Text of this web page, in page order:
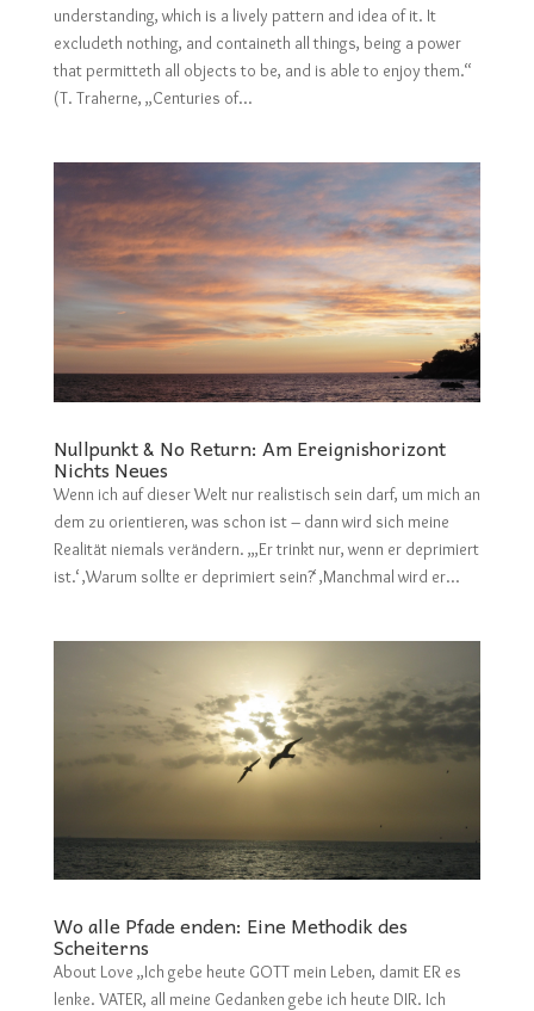
understanding, which is a lively pattern and idea of it. It
excludeth nothing, and containeth all things, being a power
that permitteth all objects to be, and is able to enjoy them.“
(T. Traherne, „Centuries of...
Nullpunkt & No Return: Am Ereignishorizont
Nichts Neues
Wenn ich auf dieser Welt nur realistisch sein darf, um mich an
dem zu orientieren, was schon ist – dann wird sich meine
Realität niemals verändern. „,Er trinkt nur, wenn er deprimiert
ist.‘ ,Warum sollte er deprimiert sein?‘ ,Manchmal wird er...
Wo alle Pfade enden: Eine Methodik des
Scheiterns
About Love „Ich gebe heute GOTT mein Leben, damit ER es
lenke. VATER, all meine Gedanken gebe ich heute DIR. Ich